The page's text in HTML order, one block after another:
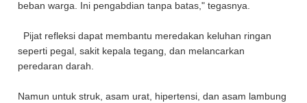
beban warga. Ini pengabdian tanpa batas," tegasnya.
Pijat refleksi dapat membantu meredakan keluhan ringan
seperti pegal, sakit kepala tegang, dan melancarkan
peredaran darah.
Namun untuk struk, asam urat, hipertensi, dan asam lambung